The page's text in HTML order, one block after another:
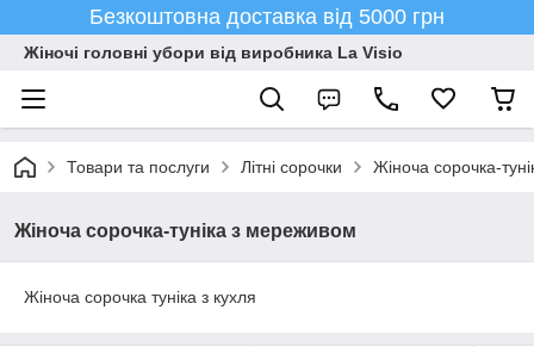
Безкоштовна доставка від 5000 грн
Жіночі головні убори від виробника La Visio
Товари та послуги Літні сорочки Жіноча сорочка-
Жіноча сорочка-туніка з мереживом
Жіноча сорочка туніка з кухля